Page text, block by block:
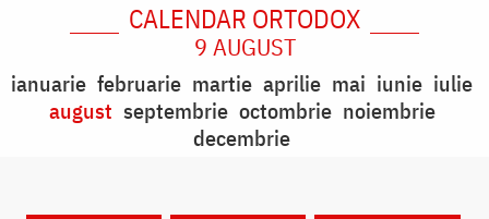
CALENDAR ORTODOX
9 AUGUST
ianuarie februarie martie aprilie mai iunie iulie
august septembrie octombrie noiembrie
decembrie